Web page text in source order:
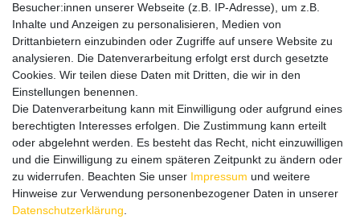
Bitte entschuldigen Sie, wenn wir telefonisch wegen hoher
betrieblicher Auslastung nicht erreichbar sein sollten.
Schreiben Sie uns gerne eine E-Mail mit Ihrer Telefonnummer
und der Bitte um Rückruf.
Wir rufen Sie schnellstmöglich zurück.
Wir versenden in die folgenden Länder
Versandkostenfrei (DE) ab 69 €
Besucher:innen unserer Webseite (z.B. IP-Adresse), um z.B.
Inhalte und Anzeigen zu personalisieren, Medien von
Drittanbietern einzubinden oder Zugriffe auf unsere Website zu
analysieren. Die Datenverarbeitung erfolgt erst durch gesetzte
Cookies. Wir teilen diese Daten mit Dritten, die wir in den
Einstellungen benennen.
Die Datenverarbeitung kann mit Einwilligung oder aufgrund eines
berechtigten Interesses erfolgen. Die Zustimmung kann erteilt
oder abgelehnt werden. Es besteht das Recht, nicht einzuwilligen
und die Einwilligung zu einem späteren Zeitpunkt zu ändern oder
zu widerrufen. Beachten Sie unser Impressum und weitere
Hinweise zur Verwendung personenbezogener Daten in unserer
Daten­schutz­erklärung